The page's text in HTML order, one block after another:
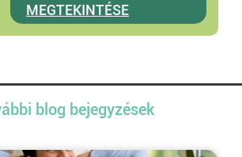
MEGTEKINTÉSE
blog bejegyzések